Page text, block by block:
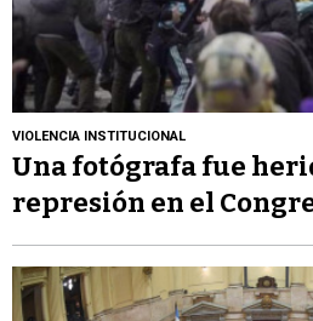
VIOLENCIA INSTITUCIONAL
Una fotógrafa fue
represión en el